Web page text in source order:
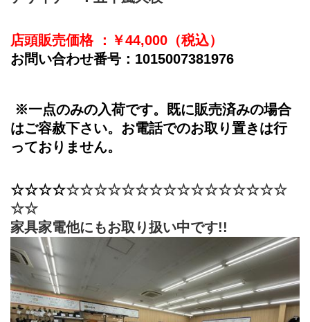
店頭販売価格 ：￥44,000﻿ （税込）
お問い合わせ番号：1015007381976
※一点のみの入荷です。既に販売済みの場合
はご容赦下さい。お電話でのお取り置きは行
っておりません。
☆☆☆☆​☆☆☆☆​☆☆☆☆​☆☆☆☆​☆☆☆☆​
☆☆
家具家電他にもお取り扱い中です!!